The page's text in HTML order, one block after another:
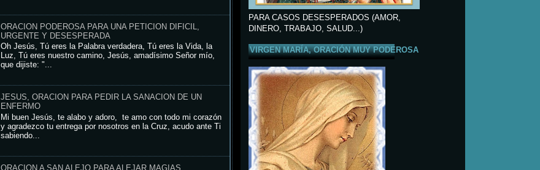
ORACION PODEROSA PARA UNA PETICION DIFICIL,
URGENTE Y DESESPERADA
Oh Jesús, Tú eres la Palabra verdadera, Tú eres la Vida, la
Luz, Tú eres nuestro camino, Jesús, amadísimo Señor mío,
que dijiste: "...
JESUS, ORACION PARA PEDIR LA SANACION DE UN
ENFERMO
Mi buen Jesús, te alabo y adoro, te amo con todo mi corazón
y agradezco tu entrega por nosotros en la Cruz, acudo ante Ti
sabiendo...
ORACION A SAN ALEJO PARA ALEJAR MAGIAS,
PARA CASOS DESESPERADOS (AMOR,
DINERO, TRABAJO, SALUD...)
VIRGEN MARÍA, ORACIÓN MUY PODEROSA